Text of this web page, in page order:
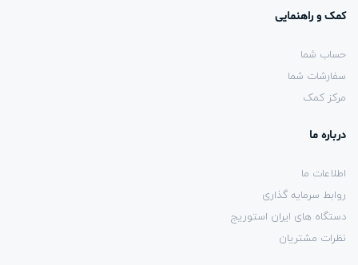
کمک و راهنمایی
حساب شما
سفارشات شما
مرکز کمک
درباره ما
اطلاعات ما
روابط سرمایه گذاری
دستگاه های ایران استوریج
نظرات مشتریان